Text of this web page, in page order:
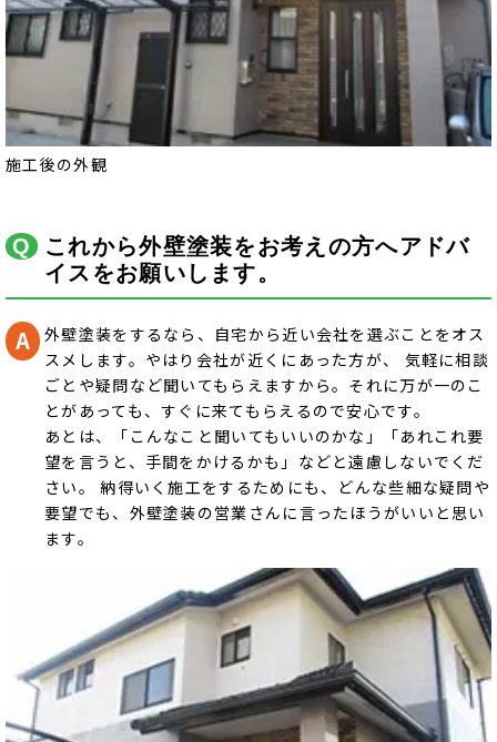
施工後の外観
これから外壁塗装をお考えの方へアドバ
イスをお願いします。
外壁塗装をするなら、自宅から近い会社を選ぶことをオス
スメします。やはり会社が近くにあった方が、 気軽に相談
ごとや疑問など聞いてもらえますから。それに万が一のこ
とがあっても、すぐに来てもらえるので安心です。
あとは、「こんなこと聞いてもいいのかな」「あれこれ要
望を言うと、手間をかけるかも」などと遠慮しないでくだ
さい。 納得いく施工をするためにも、どんな些細な疑問や
要望でも、外壁塗装の営業さんに言ったほうがいいと思い
ます。